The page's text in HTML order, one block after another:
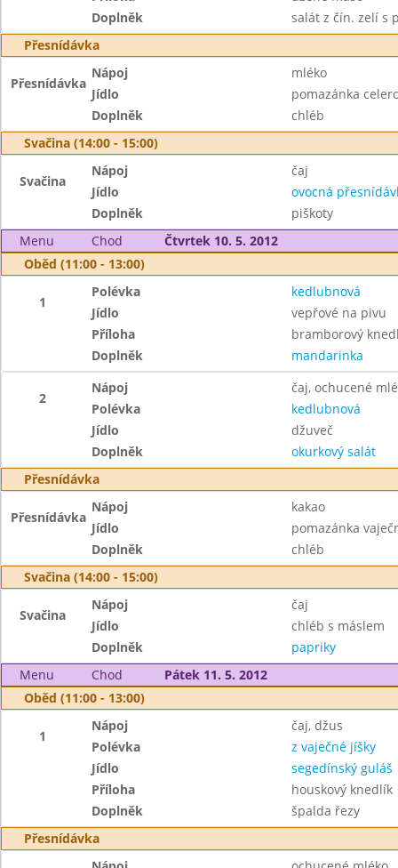
Doplněk
salát z čín. zelí s
Přesnídávka
Přesnídávka
Nápoj
mléko
Jídlo
pomazánka
Doplněk
chléb
Svačina (14:00 - 15:00)
Svačina
Nápoj
čaj
Jídlo
ovocná
Doplněk
piškoty
Menu
Chod
Čtvrtek 10. 5. 2012
Oběd (11:00 - 13:00)
1
Polévka
kedlubnová
Jídlo
vepřové na pivu
Příloha
bramborový
Doplněk
mandarinka
2
Nápoj
čaj, ochucené
Polévka
kedlubnová
Jídlo
džuveč
Doplněk
okurkový salát
Přesnídávka
Přesnídávka
Nápoj
kakao
Jídlo
pomazánka
Doplněk
chléb
Svačina (14:00 - 15:00)
Svačina
Nápoj
čaj
Jídlo
chléb s máslem
Doplněk
papriky
Menu
Chod
Pátek 11. 5. 2012
Oběd (11:00 - 13:00)
1
Nápoj
čaj, džus
Polévka
z vaječné jíšky
Jídlo
segedínský guláš
Příloha
houskový knedlík
Doplněk
špalda řezy
Přesnídávka